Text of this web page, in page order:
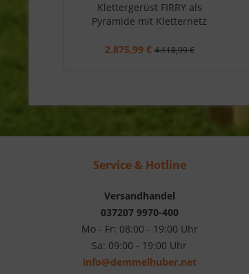
Klettergerüst FIRRY als
Pyramide mit Kletternetz
2.875,99 € 4.118,99 €
Service & Hotline
Versandhandel
037207 9970-400
Mo - Fr: 08:00 - 19:00 Uhr
Sa: 09:00 - 19:00 Uhr
info@demmelhuber.net